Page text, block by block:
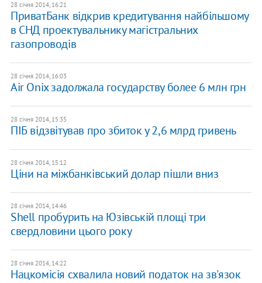
28 січня 2014, 16:21
ПриватБанк відкрив кредитування найбільшому
в СНД проектувальнику магістральних
газопроводів
28 січня 2014, 16:03
Air Onix задолжала государству более 6 млн грн
28 січня 2014, 15:35
ПІБ відзвітував про збиток у 2,6 млрд гривень
28 січня 2014, 15:12
Ціни на міжбанківський долар пішли вниз
28 січня 2014, 14:46
Shell пробурить на Юзівській площі три
свердловини цього року
28 січня 2014, 14:22
Нацкомісія схвалила новий податок на зв'язок